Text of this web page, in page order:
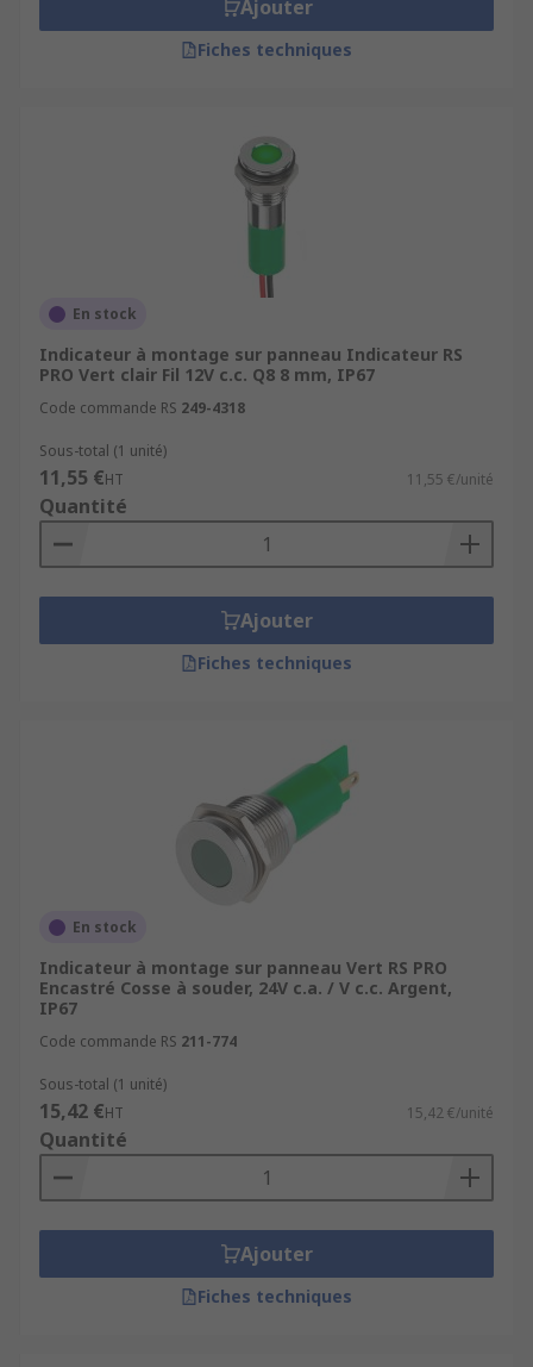
Ajouter
Fiches techniques
En stock
Indicateur à montage sur panneau Indicateur RS
PRO Vert clair Fil 12V c.c. Q8 8 mm, IP67
Code commande RS 249-4318
Sous-total (1 unité)
11,55 €HT 11,55 €/unité
Quantité
Ajouter
Fiches techniques
En stock
Indicateur à montage sur panneau Vert RS PRO
Encastré Cosse à souder, 24V c.a. / V c.c. Argent,
IP67
Code commande RS 211-774
Sous-total (1 unité)
15,42 €HT 15,42 €/unité
Quantité
Ajouter
Fiches techniques